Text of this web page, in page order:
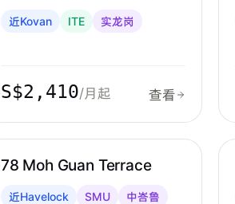
近Kovan ITE 实龙岗
S$2,410/月起 查看
中峇鲁 & 红山
78 Moh Guan Terrace
近Havelock SMU 中峇鲁